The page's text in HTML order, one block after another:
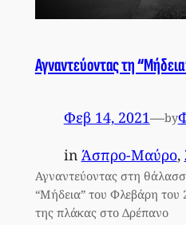
Αγναντεύοντας τη
Φεβ 14, 2021—by
in Άσπρο-Μαύρο,
Αγναντεύοντας στη
“Μήδεια” του Φλεβάρη του
της πλάκας στο Δρέπανο